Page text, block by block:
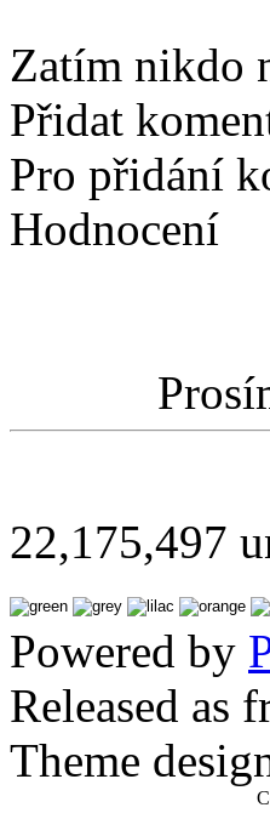
Zatím nikdo
Přidat
Pro přidání
Hodnocení
22,175,497
Powered by
Released as
Theme